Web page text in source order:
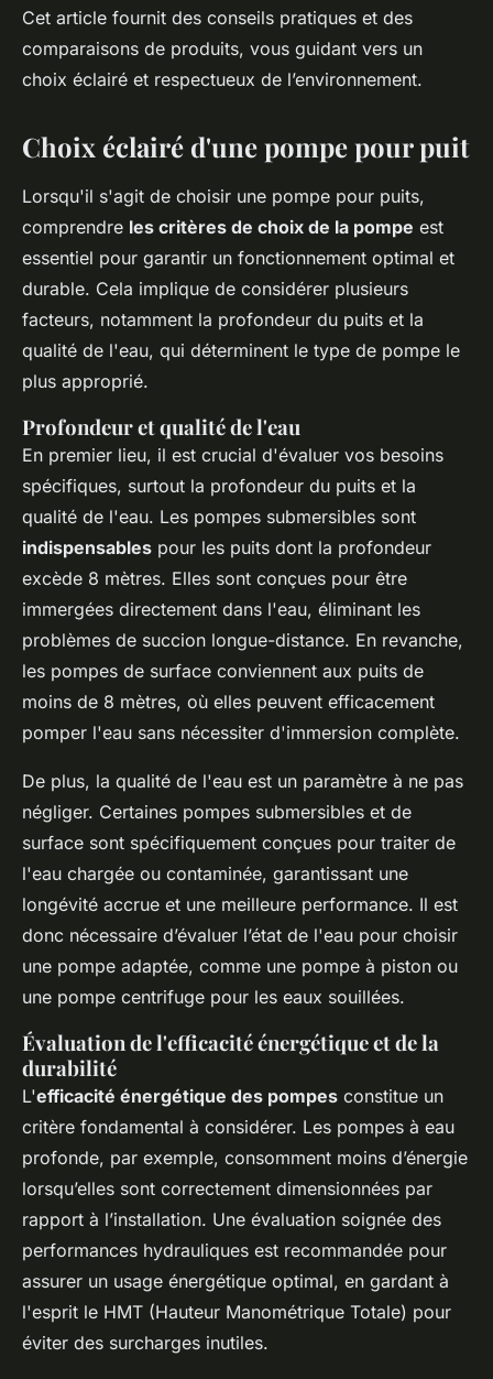
Cet article fournit des conseils pratiques et des
comparaisons de produits, vous guidant vers un
choix éclairé et respectueux de l’environnement.
Choix éclairé d'une pompe pour puit
Lorsqu'il s'agit de choisir une pompe pour puits,
comprendre les critères de choix de la pompe est
essentiel pour garantir un fonctionnement optimal et
durable. Cela implique de considérer plusieurs
facteurs, notamment la profondeur du puits et la
qualité de l'eau, qui déterminent le type de pompe le
plus approprié.
Profondeur et qualité de l'eau
En premier lieu, il est crucial d'évaluer vos besoins
spécifiques, surtout la profondeur du puits et la
qualité de l'eau. Les pompes submersibles sont
indispensables pour les puits dont la profondeur
excède 8 mètres. Elles sont conçues pour être
immergées directement dans l'eau, éliminant les
problèmes de succion longue-distance. En revanche,
les pompes de surface conviennent aux puits de
moins de 8 mètres, où elles peuvent efficacement
pomper l'eau sans nécessiter d'immersion complète.
De plus, la qualité de l'eau est un paramètre à ne pas
négliger. Certaines pompes submersibles et de
surface sont spécifiquement conçues pour traiter de
l'eau chargée ou contaminée, garantissant une
longévité accrue et une meilleure performance. Il est
donc nécessaire d’évaluer l’état de l'eau pour choisir
une pompe adaptée, comme une pompe à piston ou
une pompe centrifuge pour les eaux souillées.
Évaluation de l'efficacité énergétique et de la
durabilité
L'efficacité énergétique des pompes constitue un
critère fondamental à considérer. Les pompes à eau
profonde, par exemple, consomment moins d’énergie
lorsqu’elles sont correctement dimensionnées par
rapport à l’installation. Une évaluation soignée des
performances hydrauliques est recommandée pour
assurer un usage énergétique optimal, en gardant à
l'esprit le HMT (Hauteur Manométrique Totale) pour
éviter des surcharges inutiles.